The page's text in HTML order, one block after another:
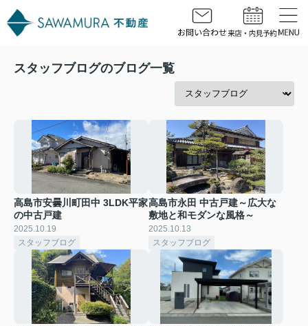
スタッフブログのブログ一覧
高島市安曇川町田中 3LDK平家
の中古戸建
2025.10.19
スタッフブログ
高島市永田 中古戸建～広大な
敷地と和モダンな風格～
2025.10.13
スタッフブログ